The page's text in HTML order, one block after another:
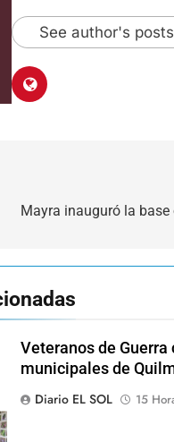
See author's posts
Mayra inauguró la base
Veteranos de
municipales de
Diario EL SOL
15